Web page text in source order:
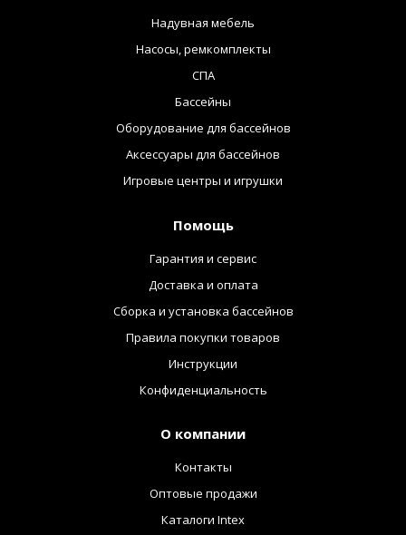
Надувная мебель
Насосы, ремкомплекты
СПА
Бассейны
Оборудование для бассейнов
Аксессуары для бассейнов
Игровые центры и игрушки
Помощь
Гарантия и сервис
Доставка и оплата
Сборка и установка бассейнов
Правила покупки товаров
Инструкции
Конфиденциальность
О компании
Контакты
Оптовые продажи
Каталоги Intex